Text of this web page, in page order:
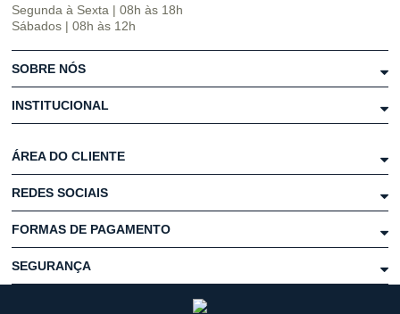
Segunda à Sexta | 08h às 18h
Sábados | 08h às 12h
SOBRE NÓS
INSTITUCIONAL
ÁREA DO CLIENTE
REDES SOCIAIS
FORMAS DE PAGAMENTO
SEGURANÇA